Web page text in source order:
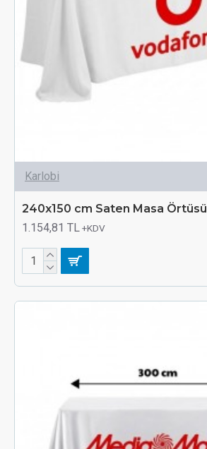
Karlobi
240x150 cm Saten Masa Örtüsü
1.154,81 TL +KDV